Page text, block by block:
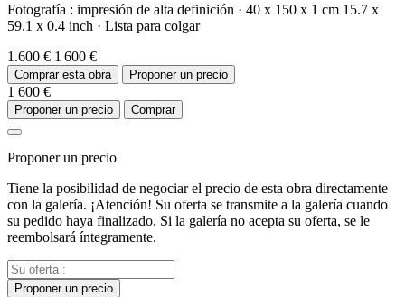
Fotografía : impresión de alta definición · 40 x 150 x 1 cm 15.7 x
59.1 x 0.4 inch · Lista para colgar
1.600 € 1 600 €
Comprar esta obra Proponer un precio
1 600 €
Proponer un precio Comprar
Proponer un precio
Tiene la posibilidad de negociar el precio de esta obra directamente
con la galería. ¡Atención! Su oferta se transmite a la galería cuando
su pedido haya finalizado. Si la galería no acepta su oferta, se le
reembolsará íntegramente.
Proponer un precio